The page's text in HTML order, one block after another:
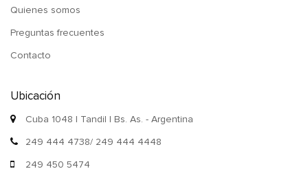
Quienes somos
Preguntas frecuentes
Contacto
Ubicación
Cuba 1048 | Tandil | Bs. As. - Argentina
249 444 4738/ 249 444 4448
249 450 5474